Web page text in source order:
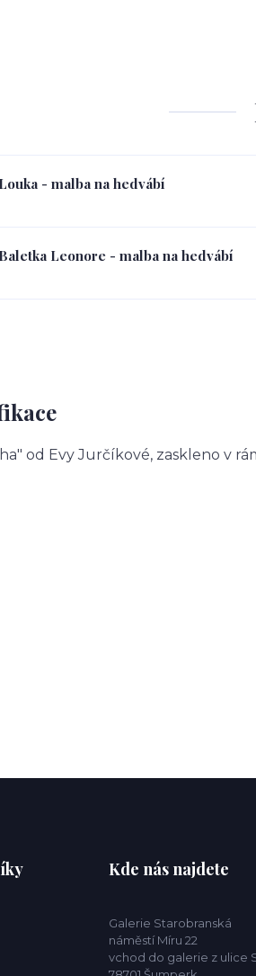
- malba na hedvábí
Leonore - malba na hedvábí
od Evy Jurčíkové, zaskleno v
Kde nás najdete
Galerie Starobranská
náměstí Míru 22
vchod do galerie z ulice